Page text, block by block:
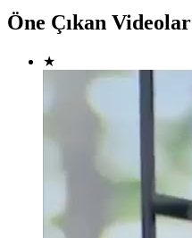
Öne Çıkan Videolar
★